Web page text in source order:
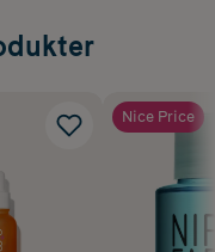
Nice Price